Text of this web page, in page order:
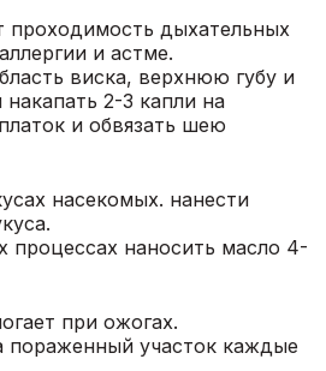
дыхательных
и астме.
виска, верхнюю губу и
накапать 2-3 капли на
и обвязать шею
насекомых. нанести
процессах наносить масло 4-
при ожогах.
пораженный участок каждые